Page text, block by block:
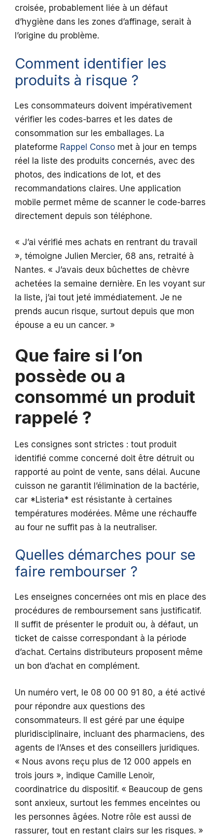
croisée, probablement liée à un défaut
d’hygiène dans les zones d’affinage, serait à
l’origine du problème.
Comment identifier les
produits à risque ?
Les consommateurs doivent impérativement
vérifier les codes-barres et les dates de
consommation sur les emballages. La
plateforme Rappel Conso met à jour en temps
réel la liste des produits concernés, avec des
photos, des indications de lot, et des
recommandations claires. Une application
mobile permet même de scanner le code-barres
directement depuis son téléphone.
« J’ai vérifié mes achats en rentrant du travail
», témoigne Julien Mercier, 68 ans, retraité à
Nantes. « J’avais deux bûchettes de chèvre
achetées la semaine dernière. En les voyant sur
la liste, j’ai tout jeté immédiatement. Je ne
prends aucun risque, surtout depuis que mon
épouse a eu un cancer. »
Que faire si l’on
possède ou a
consommé un produit
rappelé ?
Les consignes sont strictes : tout produit
identifié comme concerné doit être détruit ou
rapporté au point de vente, sans délai. Aucune
cuisson ne garantit l’élimination de la bactérie,
car *Listeria* est résistante à certaines
températures modérées. Même une réchauffe
au four ne suffit pas à la neutraliser.
Quelles démarches pour se
faire rembourser ?
Les enseignes concernées ont mis en place des
procédures de remboursement sans justificatif.
Il suffit de présenter le produit ou, à défaut, un
ticket de caisse correspondant à la période
d’achat. Certains distributeurs proposent même
un bon d’achat en complément.
Un numéro vert, le 08 00 00 91 80, a été activé
pour répondre aux questions des
consommateurs. Il est géré par une équipe
pluridisciplinaire, incluant des pharmaciens, des
agents de l’Anses et des conseillers juridiques.
« Nous avons reçu plus de 12 000 appels en
trois jours », indique Camille Lenoir,
coordinatrice du dispositif. « Beaucoup de gens
sont anxieux, surtout les femmes enceintes ou
les personnes âgées. Notre rôle est aussi de
rassurer, tout en restant clairs sur les risques. »